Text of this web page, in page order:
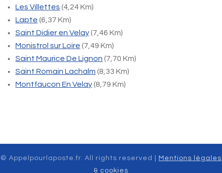
Les Villettes (4,24 Km)
Lapte (6,37 Km)
Saint Didier en Velay(7,46 Km)
Monistrol sur Loire (7,49 Km)
Saint Maurice De Lignon (7,70 Km)
Saint Romain Lachalm (8,33 Km)
Montfaucon En Velay(8,79 Km)
© Appelpourlaposte.fr. All rights reserved |
Mentions légales
& cookies